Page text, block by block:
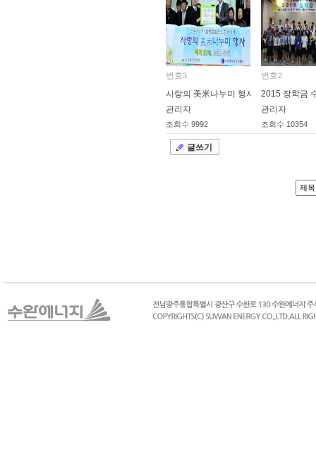
번호3
사랑의 美米나누미 행사
관리자
조회수 9992
2013.06.19
번호2
2015 장학금
관리자
조회수 10354
글쓰기